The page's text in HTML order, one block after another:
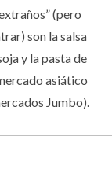
(pero
son la salsa
y la pasta de
asiático
Jumbo).